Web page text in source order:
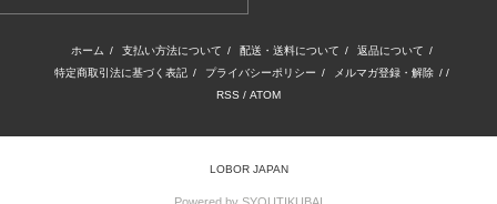
ホーム / 支払い方法について / 配送・送料について / 返品について /
特定商取引法に基づく表記 / プライバシーポリシー / メルマガ登録・解除 / /
RSS / ATOM
LOBOR JAPAN